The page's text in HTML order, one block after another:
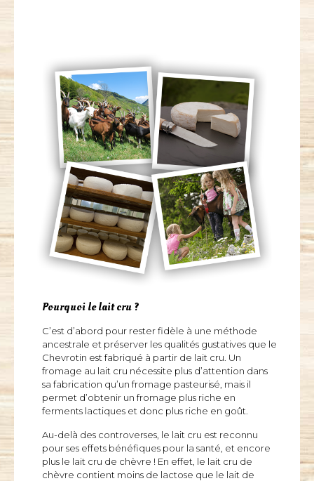
Pourquoi le lait cru ?
C’est d’abord pour rester fidèle à une méthode
ancestrale et préserver les qualités gustatives que le
Chevrotin est fabriqué à partir de lait cru. Un
fromage au lait cru nécessite plus d’attention dans
sa fabrication qu’un fromage pasteurisé, mais il
permet d’obtenir un fromage plus riche en
ferments lactiques et donc plus riche en goût.
Au-delà des controverses, le lait cru est reconnu
pour ses effets bénéfiques pour la santé, et encore
plus le lait cru de chèvre ! En effet, le lait cru de
chèvre contient moins de lactose que le lait de